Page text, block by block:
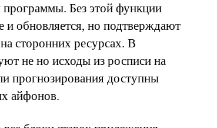
программы. Без этой функции
и обновляется, но подтверждают
сторонних ресурсах. В
не но исходы из росписи на
прогнозирования доступны
айфонов.